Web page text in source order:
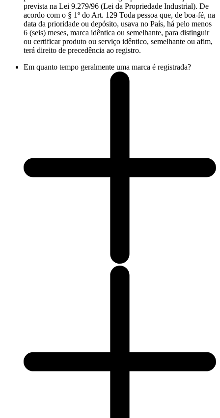
prevista na Lei 9.279/96 (Lei da Propriedade Industrial). De
acordo com o § 1º do Art. 129 Toda pessoa que, de boa-fé, na
data da prioridade ou depósito, usava no País, há pelo menos
6 (seis) meses, marca idêntica ou semelhante, para distinguir
ou certificar produto ou serviço idêntico, semelhante ou afim,
terá direito de precedência ao registro.
Em quanto tempo geralmente uma marca é registrada?